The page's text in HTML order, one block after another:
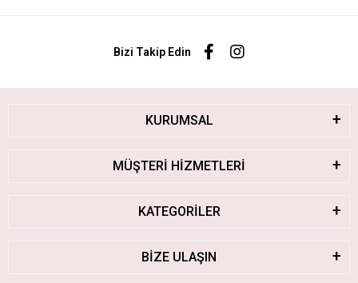
Bizi Takip Edin
KURUMSAL
MÜŞTERİ HİZMETLERİ
KATEGORİLER
BİZE ULAŞIN